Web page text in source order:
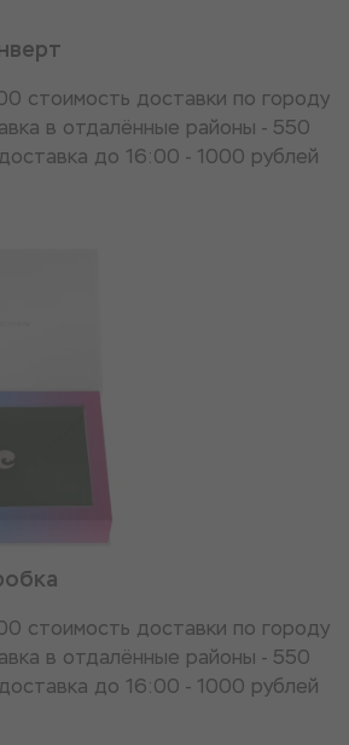
стоимость доставки по городу
в отдалённые районы - 550
до 16:00 - 1000 рублей
стоимость доставки по городу
в отдалённые районы - 550
до 16:00 - 1000 рублей